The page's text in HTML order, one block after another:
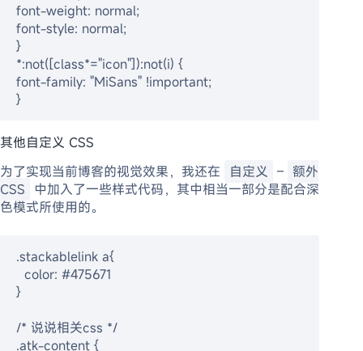
font-weight: normal;
font-style: normal;
}
*:not([class*="icon"]):not(i) {
font-family: "MiSans" !important;
}
其他自定义 CSS
为了实现当前博客的视觉效果，我还在
自定义 – 额外
CSS
中加入了一些样式代码，其中相当一部分是配合深
色模式所使用的。
.stackablelink a{
  color: #475671
}
/* 说说相关css */
.atk-content {